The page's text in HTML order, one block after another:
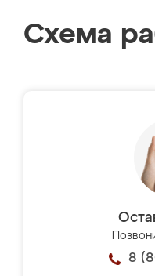
Схема
8